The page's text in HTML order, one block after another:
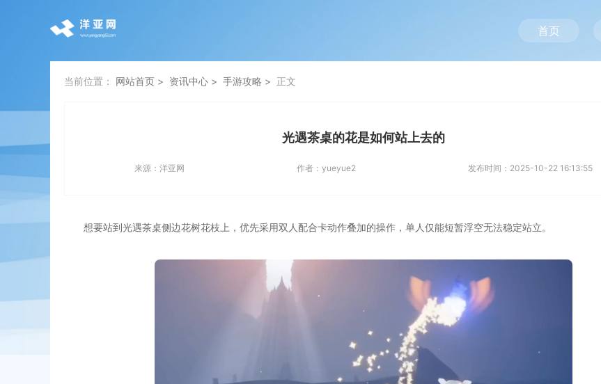
首页
当前位置： 网站首页 资讯中心 手游攻略 正文
光遇茶桌的花是如何站上去的
来源： 洋亚网 作者： yueyue2 发布时间： 2025-10-22 16:13:55
想要站到光遇茶桌侧边花树花枝上，优先采用双人配合卡动作叠加的操作，单人仅能短暂浮空无法稳定站立。